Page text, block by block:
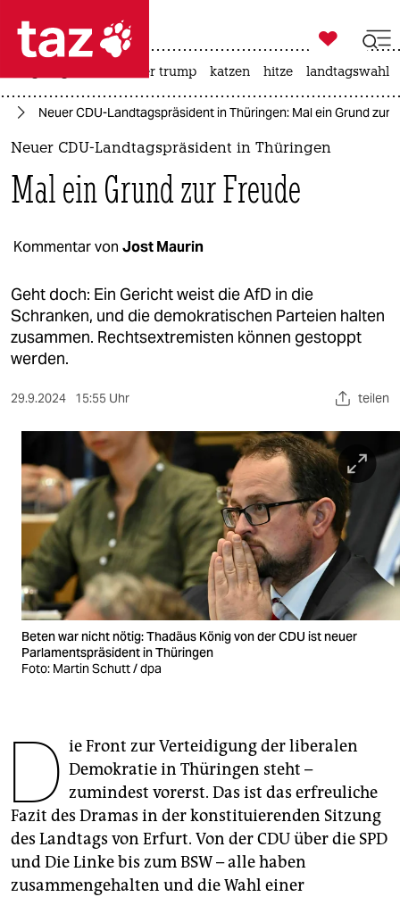
 taz zahl ich
taz zahl ich
politik
öko
gesellschaft
kultur
sport
berlin
wahrheit
verlag
verlag
veranstaltungen
fragen & hilfe
genossenschaft
epaper login

taz zahl ich
usa unter trump katzen hitze landtagswahl
Neuer CDU-Landtagspräsident in Thüringen: Mal ein Grund zur
Neuer CDU-Landtagspräsident in Thüringen
Mal ein Grund zur Freude
Kommentar von Jost Maurin
Geht doch: Ein Gericht weist die AfD in die
Schranken, und die demokratischen Parteien halten
zusammen. Rechtsextremisten können gestoppt
werden.
29.9.2024 15:55 Uhr teilen
Beten war nicht nötig: Thadäus König von der CDU ist neuer
Parlamentspräsident in Thüringen
Foto: Martin Schutt / dpa
D ie Front zur Verteidigung der liberalen
Demokratie in Thüringen steht –
zumindest vorerst. Das ist das erfreuliche
Fazit des Dramas in der konstituierenden Sitzung
des Landtags von Erfurt. Von der CDU über die SPD
und Die Linke bis zum BSW – alle haben
zusammengehalten und die Wahl einer